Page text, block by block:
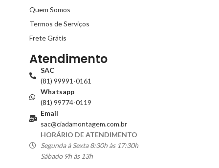
Quem Somos
Termos de Serviços
Frete Grátis
Atendimento
SAC
(81) 99991-0161
Whatsapp
(81) 99774-0119
Email
sac@ciadamontagem.com.br
HORÁRIO DE ATENDIMENTO
Segunda à Sexta 8:30h às 17:30h
Sábado 9h às 13h